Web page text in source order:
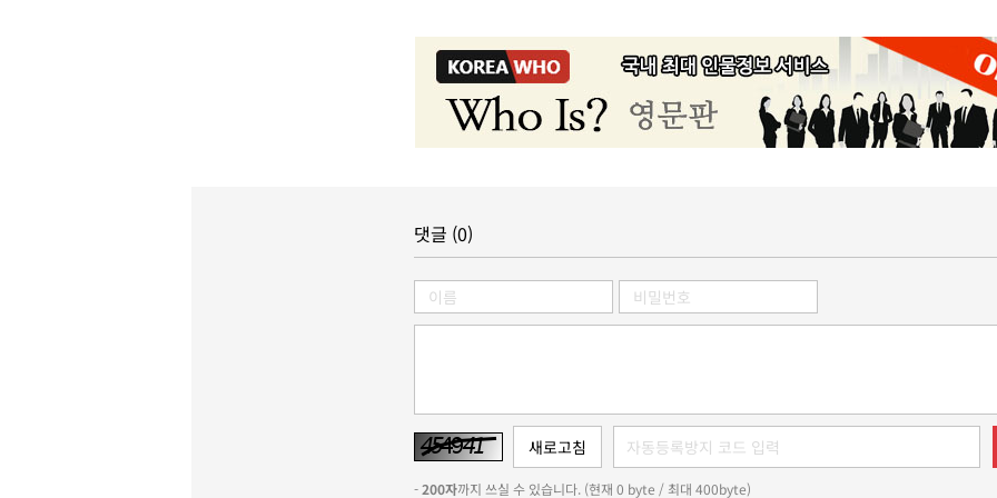
댓글 (0)
-200자까지 쓰실 수 있습니다. (현재 0 byte / 최대 400byte)